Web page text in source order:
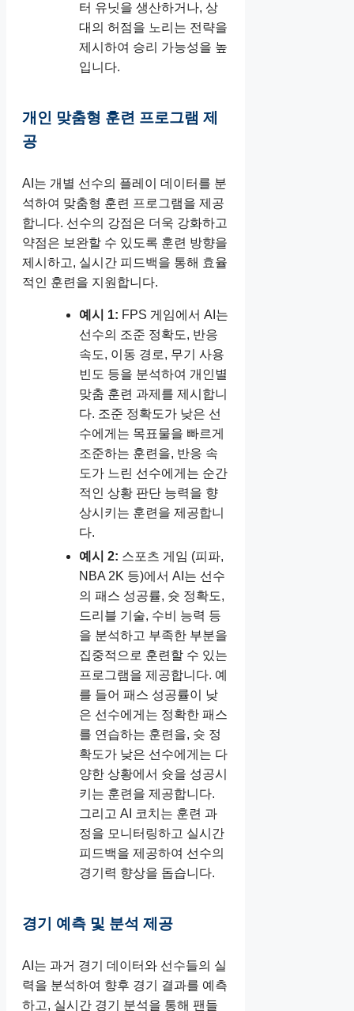
터 유닛을 생산하거나, 상
대의 허점을 노리는 전략을
제시하여 승리 가능성을 높
입니다.
개인 맞춤형 훈련 프로그램 제
공
AI는 개별 선수의 플레이 데이터를 분
석하여 맞춤형 훈련 프로그램을 제공
합니다. 선수의 강점은 더욱 강화하고
약점은 보완할 수 있도록 훈련 방향을
제시하고, 실시간 피드백을 통해 효율
적인 훈련을 지원합니다.
예시 1: FPS 게임에서 AI는
선수의 조준 정확도, 반응
속도, 이동 경로, 무기 사용
빈도 등을 분석하여 개인별
맞춤 훈련 과제를 제시합니
다. 조준 정확도가 낮은 선
수에게는 목표물을 빠르게
조준하는 훈련을, 반응 속
도가 느린 선수에게는 순간
적인 상황 판단 능력을 향
상시키는 훈련을 제공합니
다.
예시 2: 스포츠 게임 (피파,
NBA 2K 등)에서 AI는 선수
의 패스 성공률, 슛 정확도,
드리블 기술, 수비 능력 등
을 분석하고 부족한 부분을
집중적으로 훈련할 수 있는
프로그램을 제공합니다. 예
를 들어 패스 성공률이 낮
은 선수에게는 정확한 패스
를 연습하는 훈련을, 슛 정
확도가 낮은 선수에게는 다
양한 상황에서 슛을 성공시
키는 훈련을 제공합니다.
그리고 AI 코치는 훈련 과
정을 모니터링하고 실시간
피드백을 제공하여 선수의
경기력 향상을 돕습니다.
경기 예측 및 분석 제공
AI는 과거 경기 데이터와 선수들의 실
력을 분석하여 향후 경기 결과를 예측
하고, 실시간 경기 분석을 통해 팬들